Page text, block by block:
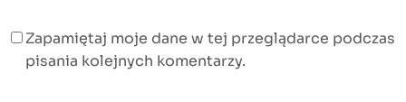
Zapamiętaj moje dane w tej przeglądarce podczas
pisania kolejnych komentarzy.